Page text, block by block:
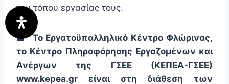
του τόπου εργασίας τους.
■Το Εργατοϋπαλληλικό Κέντρο Φλώρινας,
το Κέντρο Πληροφόρησης Εργαζομένων και
Ανέργων της ΓΣΕΕ (ΚΕΠΕΑ-ΓΣΕΕ)
www.kepea.gr είναι στη διάθεση των